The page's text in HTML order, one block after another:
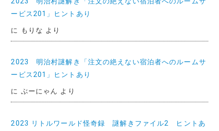
ービス201」ヒントあり
に もりな より
2023 明治村謎解き「注文の絶えない宿泊者へのルームサ
ービス201」ヒントあり
に ぶーにゃん より
2023 リトルワールド怪奇録 謎解きファイル2 ヒントあ